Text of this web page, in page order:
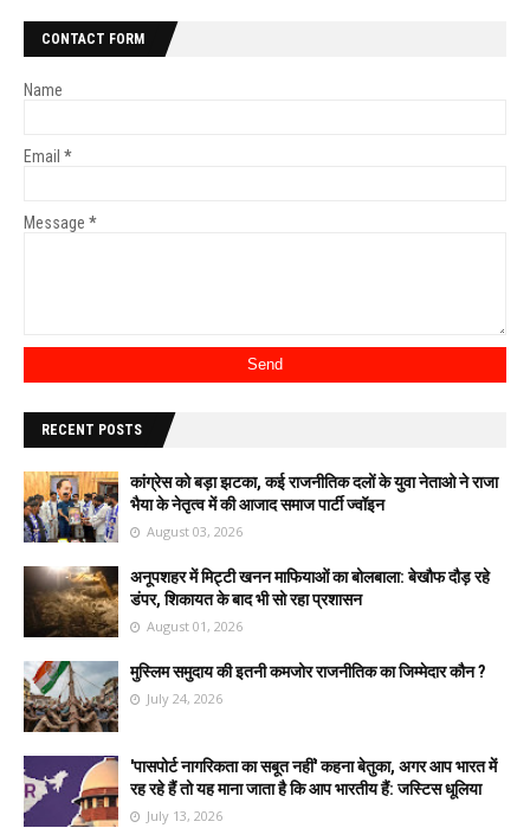
CONTACT FORM
Name
Email *
Message *
RECENT POSTS
कांग्रेस को बड़ा झटका, कई राजनीतिक दलों के युवा नेताओ ने राजा
भैया के नेतृत्व में की आजाद समाज पार्टी ज्वॉइन
August 03, 2026
अनूपशहर में मिट्टी खनन माफियाओं का बोलबाला: बेखौफ दौड़ रहे
डंपर, शिकायत के बाद भी सो रहा प्रशासन
August 01, 2026
मुस्लिम समुदाय की इतनी कमजोर राजनीतिक का जिम्मेदार कौन ?
July 24, 2026
'पासपोर्ट नागरिकता का सबूत नहीं' कहना बेतुका, अगर आप भारत में
रह रहे हैं तो यह माना जाता है कि आप भारतीय हैं: जस्टिस धूलिया
July 13, 2026